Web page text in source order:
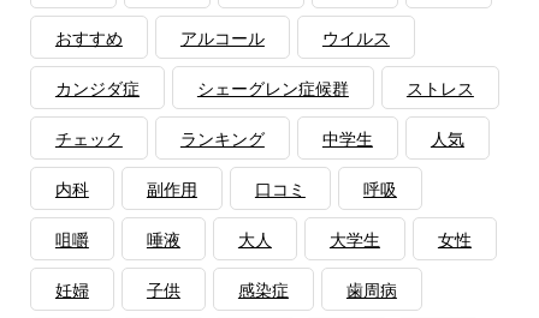
おすすめ アルコール ウイルス
カンジダ症 シェーグレン症候群 ストレス
チェック ランキング 中学生 人気
内科 副作用 口コミ 呼吸
咀嚼 唾液 大人 大学生 女性
妊婦 子供 感染症 歯周病